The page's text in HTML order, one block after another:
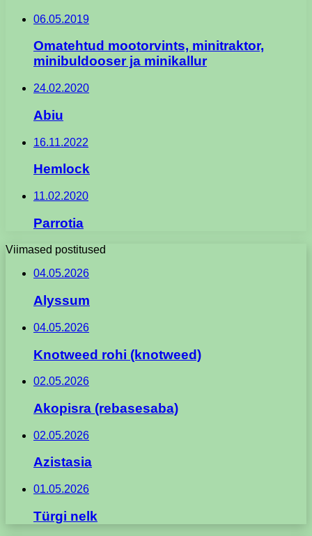
06.05.2019
Omatehtud mootorvints, minitraktor,
minibuldooser ja minikallur
24.02.2020
Abiu
16.11.2022
Hemlock
11.02.2020
Parrotia
Viimased postitused
04.05.2026
Alyssum
04.05.2026
Knotweed rohi (knotweed)
02.05.2026
Akopisra (rebasesaba)
02.05.2026
Azistasia
01.05.2026
Türgi nelk